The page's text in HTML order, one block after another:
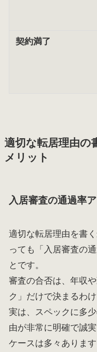
契約満了
適切な転居理由の
メリット
入居審査の通過率
適切な転居理由を書
っても「入居審査の
とです。
審査の合否は、年収
ク」だけで決まるわ
実は、スペックに多
由が非常に明確で誠
ケースは多々あります